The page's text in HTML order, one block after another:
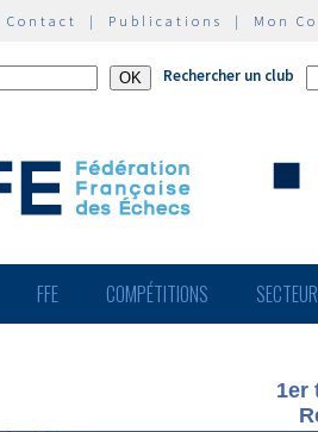
Contact | Publications | Mon
Rechercher un club
FFE COMPÉTITIONS
1er